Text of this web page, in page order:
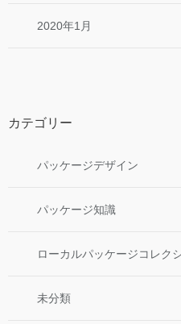
2020年1月
カテゴリー
パッケージデザイン
パッケージ知識
ローカルパッケージコレク
未分類